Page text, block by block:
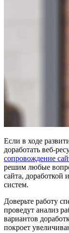
Если в ходе
доработать веб-
сопровождение
решим любые
сайта, доработкой
систем.
Доверьте работу
проведут анализ
вариантов
покроет